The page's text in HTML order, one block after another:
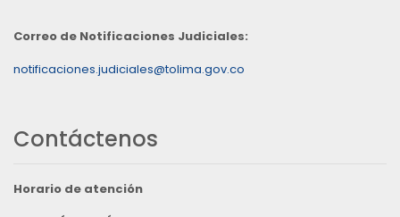
Correo de Notificaciones Judiciales:
notificaciones.judiciales@tolima.gov.co
Contáctenos
Horario de atención